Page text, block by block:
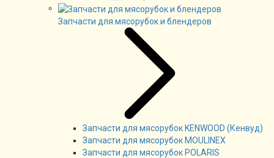
Запчасти для мясорубок и блендеров
Запчасти для мясорубок KENWOOD (Кенвуд)
Запчасти для мясорубок MOULINEX
Запчасти для мясорубок POLARIS